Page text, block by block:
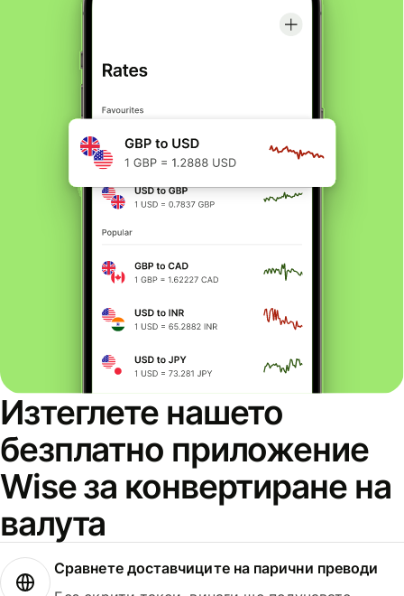
Изтеглете нашето
безплатно приложение
Wise за конвертиране на
валута
Сравнете доставчиците на парични преводи